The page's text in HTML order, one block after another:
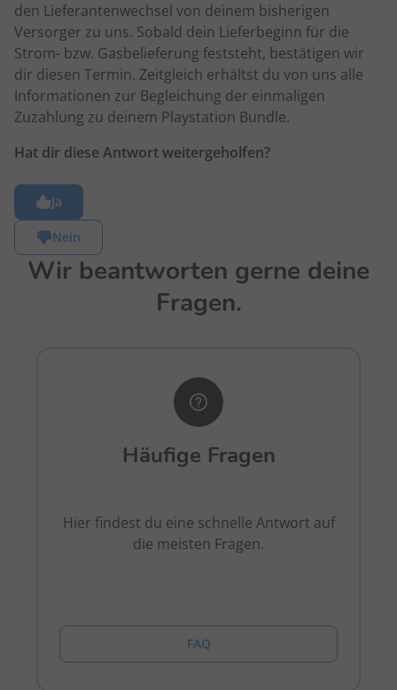
den Lieferantenwechsel von deinem bisherigen
Versorger zu uns. Sobald dein Lieferbeginn für die
Strom- bzw. Gasbelieferung feststeht, bestätigen wir
dir diesen Termin. Zeitgleich erhältst du von uns alle
Informationen zur Begleichung der einmaligen
Zuzahlung zu deinem Playstation Bundle.
Hat dir diese Antwort weitergeholfen?
Ja
Nein
Wir beantworten gerne deine
Fragen.
Häufige Fragen
Hier findest du eine schnelle Antwort auf
die meisten Fragen.
FAQ